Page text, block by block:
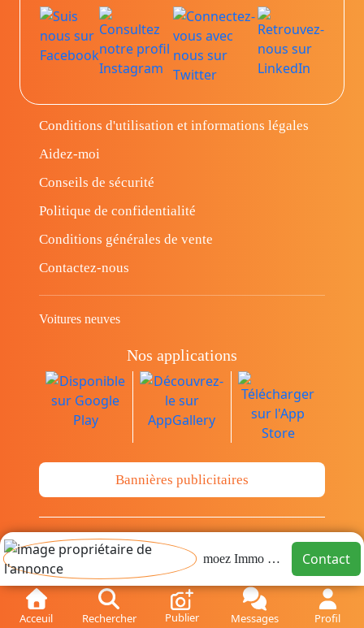
Acceuil Rechercher Publier Messages Profil
moez Immo STH Contact
Conditions d'utilisation et informations légales
Aidez-moi
Conseils de sécurité
Politique de confidentialité
Conditions générales de vente
Contactez-nous
Voitures neuves
Nos applications
Bannières publicitaires
© Copyright 2014-2026 Cava.tn Limited Tous
les droits sont réservés.